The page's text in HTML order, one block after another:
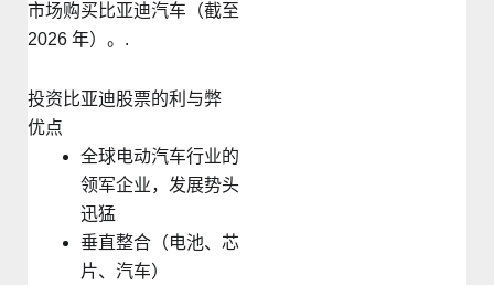
市场购买比亚迪汽车（截至
2026 年）。.
投资比亚迪股票的利与弊
优点
全球电动汽车行业的
领军企业，发展势头
迅猛
垂直整合（电池、芯
片、汽车）